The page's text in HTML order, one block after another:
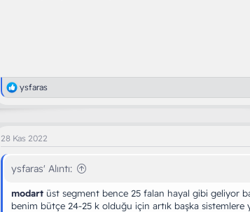
T
e
l
r
ysfaras
28 Kas 2022
ysfaras' Alıntı:
modart üst segment bence 25 falan hayal gibi geliyor
benim bütçe 24-25 k olduğu için artık başka sistemlere